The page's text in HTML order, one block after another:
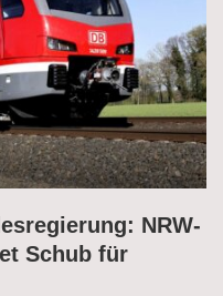
NRW-
Schub für